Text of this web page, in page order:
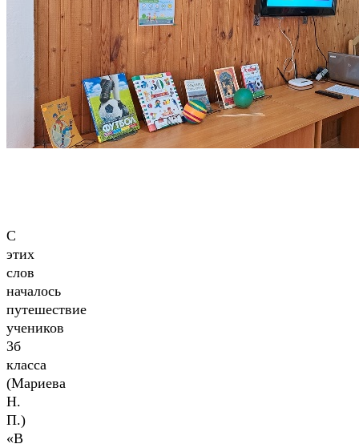
С
этих
слов
началось
путешествие
учеников
3б
класса
(Мариева
Н.
П.)
«В